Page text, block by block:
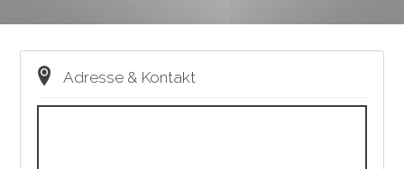
Adresse & Kontakt